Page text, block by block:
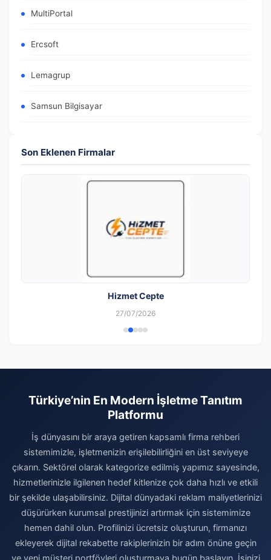
MultiPortal
Ercsoft
Lemagrup
Samsun Bilgisayar
Son Eklenen Firmalar
Hizmet Cepte
27/07/2026
Türkiye’nin En Modern İşletme Tanıtım
Platformu
İş dünyasını bir araya getiren kapsamlı firma rehberi
sistemimizle, işletmenizin erişilebilirliğini en üst seviyeye
çıkarın. Sektörel olarak kategorize edilmiş yapımız sayesinde,
hizmetlerinizle ilgilenen hedef kitlenize çok daha hızlı ve etkili
bir şekilde ulaşabilirsiniz. Dijital dünyadaki reklam maliyetlerinizi
düşürürken kurumsal prestijinizi artırmak için sistemimize
hemen dahil olun. Profilinizi ücretsiz oluşturun, firmanızı
ekleyerek dijital rekabette rakiplerinizin bir adım önüne geçin
ve yeni müşteri portföyleri oluşturmaya bugün başlayın. İşinizi